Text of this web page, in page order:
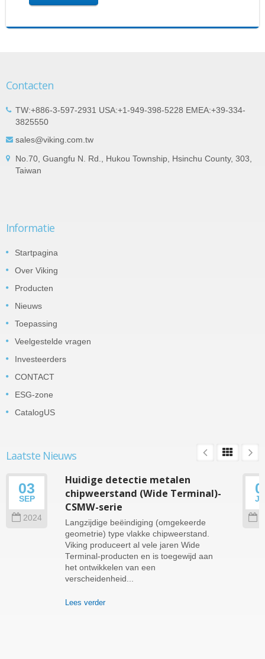
Contacten
TW:+886-3-597-2931 USA:+1-949-398-5228 EMEA:+39-334-
3825550
sales@viking.com.tw
No.70, Guangfu N. Rd., Hukou Township, Hsinchu County, 303,
Taiwan
Informatie
Startpagina
Over Viking
Producten
Nieuws
Toepassing
Veelgestelde vragen
Investeerders
CONTACT
ESG-zone
CatalogUS
Laatste Nieuws
03
SEP
2024
Huidige detectie metalen
chipweerstand (Wide Terminal)-
CSMW-serie
Langzijdige beëindiging (omgekeerde
geometrie) type vlakke chipweerstand.
Viking produceert al vele jaren Wide
Terminal-producten en is toegewijd aan
het ontwikkelen van een
verscheidenheid...
Lees verder